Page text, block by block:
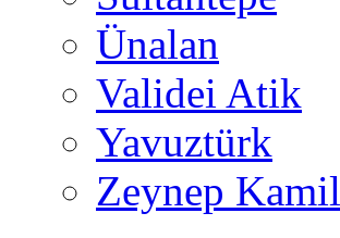
Ünalan
Validei Atik
Yavuztürk
Zeynep Kamil